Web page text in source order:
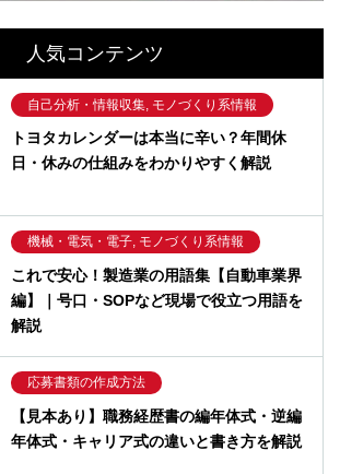
人気コンテンツ
自己分析・情報収集, モノづくり系情報
トヨタカレンダーは本当に辛い？年間休
日・休みの仕組みをわかりやすく解説
機械・電気・電子, モノづくり系情報
これで安心！製造業の用語集【自動車業界
編】｜号口・SOPなど現場で役立つ用語を
解説
応募書類の作成方法
【見本あり】職務経歴書の編年体式・逆編
年体式・キャリア式の違いと書き方を解説